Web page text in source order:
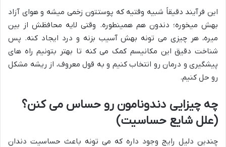
این فرآیند دقیقاً شبیه وقتیه که پوستتون زخمی میشه و هوای آزاد
بهش میخوره؛ دندون هم همینطوره. وقتی لایه محافظش از بین
میره، هر چیزی می تونه بهش آسیب بزنه و درد ایجاد کنه. پس
شناخت دقیق این مکانیسم کمک می کنه تا بهتر بتونیم راه های
پیشگیری و درمان رو انتخاب کنیم و به قول معروف، از ریشه مشکل
رو حل کنیم.
چه چیزایی دندونامون رو حساس می کنن؟
(علل شایع حساسیت)
چندین دلیل رایج وجود داره که می تونه باعث حساسیت دندان